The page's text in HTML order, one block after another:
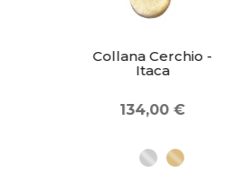
Collana Cerchio -
134,00 €